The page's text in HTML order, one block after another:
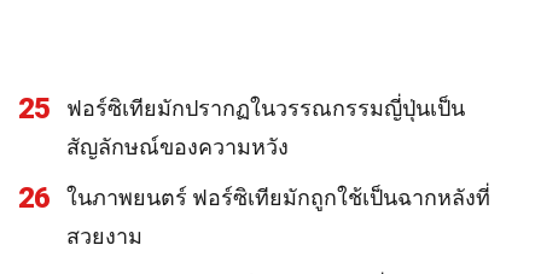
25
ฟอร์ซิเทียมักปรากฏในวรรณกรรมญี่ปุ่นเป็น
สัญลักษณ์ของความหวัง
26
ในภาพยนตร์ ฟอร์ซิเทียมักถูกใช้เป็นฉากหลังที่
สวยงาม